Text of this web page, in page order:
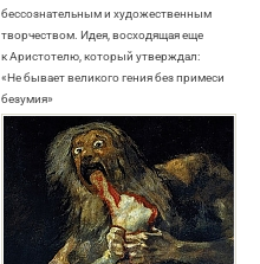
бессознательным и художественным
творчеством. Идея, восходящая еще
к Аристотелю, который утверждал:
«Не бывает великого гения без примеси
безумия»